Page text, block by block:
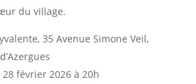
du village.
35 Avenue Simone Veil,
février 2026 à 20h